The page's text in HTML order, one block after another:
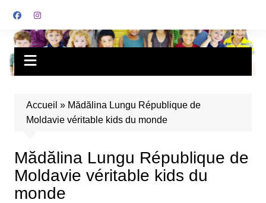
Accueil » Mădălina Lungu République de
Moldavie véritable kids du monde
Mădălina Lungu République de
Moldavie véritable kids du
monde